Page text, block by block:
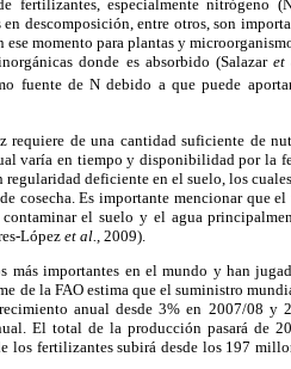
fertilizantes, especialmente nitrógeno
descomposición, entre otros, son
momento para plantas y
donde es absorbido (Salazar et
fuente de N debido a que puede
de una cantidad suficiente de
varía en tiempo y disponibilidad por la
regularidad deficiente en el suelo, los
cosecha. Es importante mencionar que
el suelo y el agua
López et al., 2009).
más importantes en el mundo y han
de la FAO estima que el suministro
anual desde 3% en 2007/08 y
El total de la producción pasará de
los fertilizantes subirá desde los 197